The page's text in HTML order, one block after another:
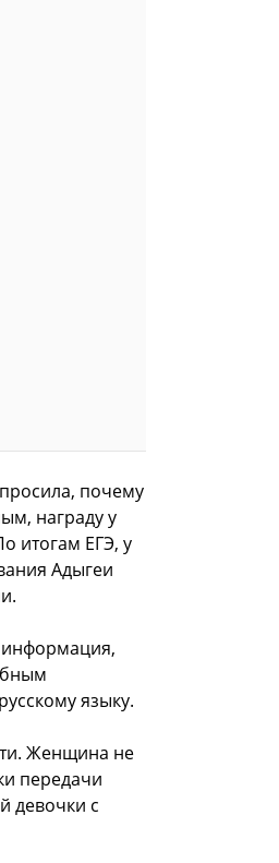
почему
награду у
итогам ЕГЭ, у
Адыгеи
информация,
языку.
Женщина не
передачи
девочки с